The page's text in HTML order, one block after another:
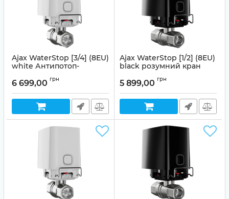
Ajax WaterStop [3/4] (8EU)
white Антипотоп-
Артикул: 99-00014504
6 699,00 грн
Ajax WaterStop [1/2] (8EU)
black розумний кран
Артикул: 99-00014971
5 899,00 грн